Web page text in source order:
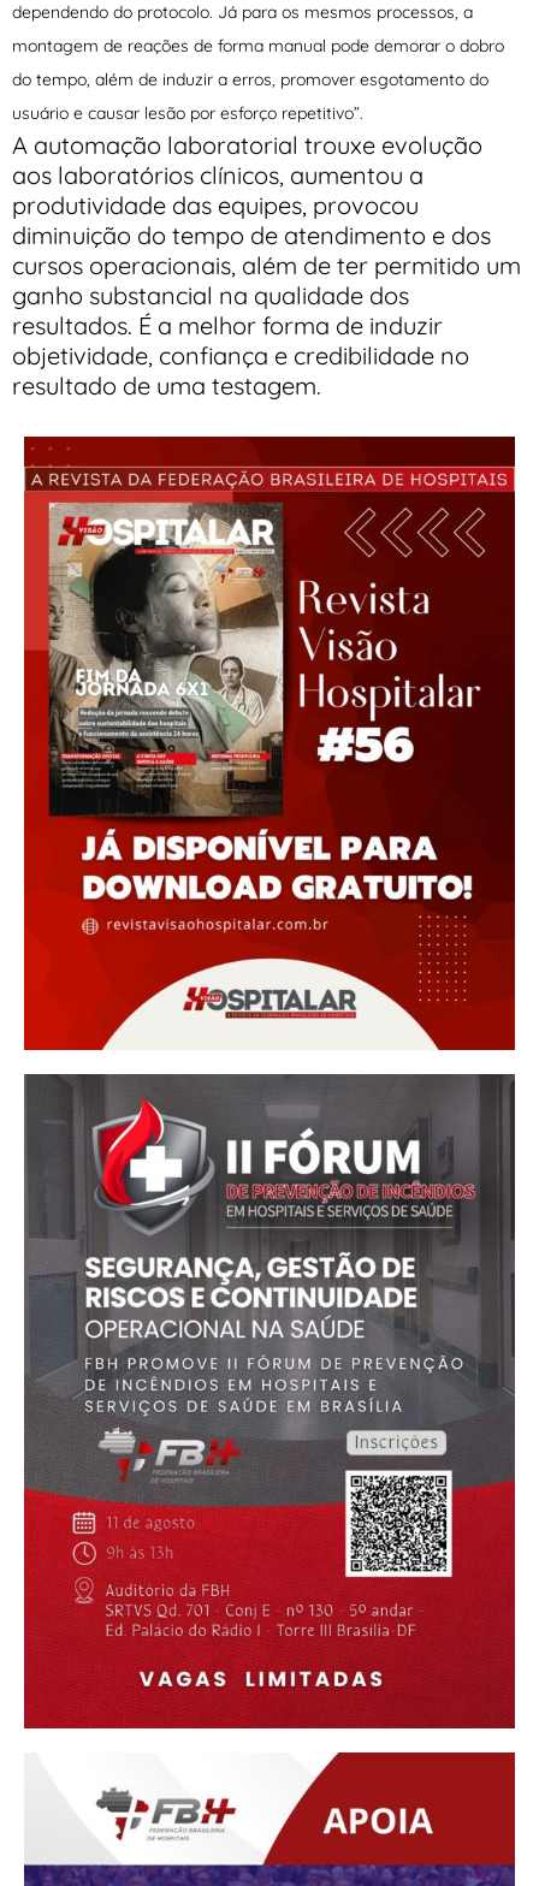
dependendo do protocolo. Já para os mesmos processos, a
montagem de reações de forma manual pode demorar o dobro
do tempo, além de induzir a erros, promover esgotamento do
usuário e causar lesão por esforço repetitivo”.
A automação laboratorial trouxe evolução
aos laboratórios clínicos, aumentou a
produtividade das equipes, provocou
diminuição do tempo de atendimento e dos
cursos operacionais, além de ter permitido um
ganho substancial na qualidade dos
resultados. É a melhor forma de induzir
objetividade, confiança e credibilidade no
resultado de uma testagem.